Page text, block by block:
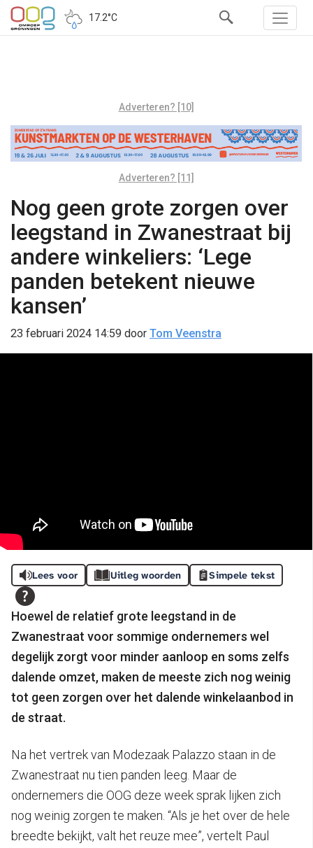
17.2°C
Adverteren? [10]
Adverteren? [11]
Nog geen grote zorgen over
leegstand in Zwanestraat bij
andere winkeliers: ‘Lege
panden betekent nieuwe
kansen’
23 februari 2024 14:59 door Tom Veenstra
Lees voor Uitleg woorden Simpele tekst
Hoewel de relatief grote leegstand in de
Zwanestraat voor sommige ondernemers wel
degelijk zorgt voor minder aanloop en soms zelfs
dalende omzet, maken de meeste zich nog weinig
tot geen zorgen over het dalende winkelaanbod in
de straat.
Na het vertrek van Modezaak Palazzo staan in de
Zwanestraat nu tien panden leeg. Maar de
ondernemers die OOG deze week sprak lijken zich
nog weinig zorgen te maken. “Als je het over de hele
breedte bekijkt, valt het reuze mee”, vertelt Paul